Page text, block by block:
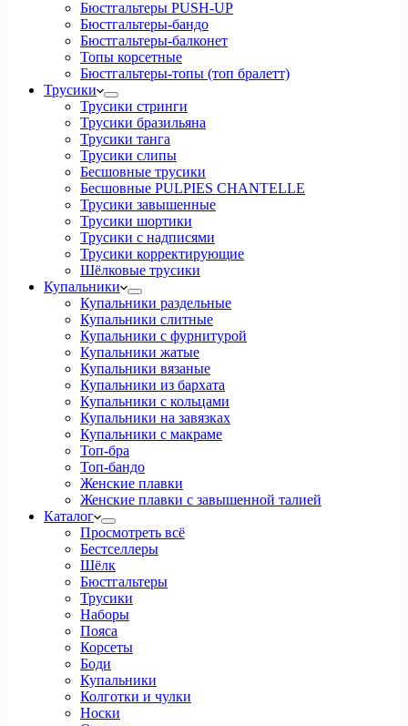
Бюстгальтеры PUSH-UP
Бюстгальтеры-бандо
Бюстгальтеры-балконет
Топы корсетные
Бюстгальтеры-топы (топ бралетт)
Трусики
Трусики стринги
Трусики бразильяна
Трусики танга
Трусики слипы
Бесшовные трусики
Бесшовные PULPIES CHANTELLE
Трусики завышенные
Трусики шортики
Трусики с надписями
Трусики корректирующие
Шёлковые трусики
Купальники
Купальники раздельные
Купальники слитные
Купальники с фурнитурой
Купальники жатые
Купальники вязаные
Купальники из бархата
Купальники с кольцами
Купальники на завязках
Купальники с макраме
Топ-бра
Топ-бандо
Женские плавки
Женские плавки с завышенной талией
Каталог
Просмотреть всё
Бестселлеры
Шёлк
Бюстгальтеры
Трусики
Наборы
Пояса
Корсеты
Боди
Купальники
Колготки и чулки
Носки